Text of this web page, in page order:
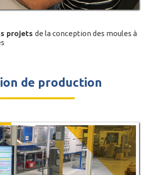
projets de la conception des moules à
de production